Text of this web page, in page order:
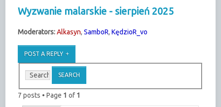
Wyzwanie malarskie - sierpień 2025
Moderators: Alkasyn,SamboR,KędzioR_vo
POST A REPLY
7 posts • Page 1 of 1